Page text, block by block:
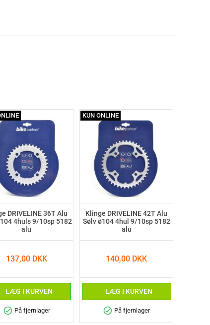
DRIVELINE 36T Alu
4huls 9/10sp 5182
alu
137,00 DKK
LÆG I KURVEN
check_circle På fjernlager
Klinge DRIVELINE 42T Alu
Sølv ø104 4hul 9/10sp 5182
alu
140,00 DKK
LÆG I KURVEN
check_circle På fjernlager
KUN ONLINE